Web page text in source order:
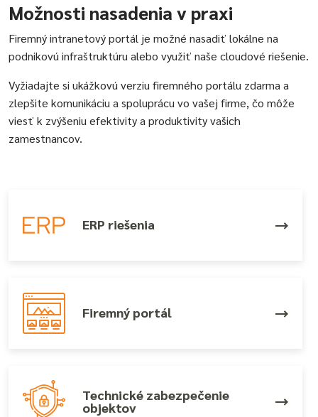
Možnosti nasadenia v praxi
Firemný intranetový portál je možné nasadiť lokálne na
podnikovú infraštruktúru alebo využiť naše cloudové riešenie.
Vyžiadajte si ukážkovú verziu firemného portálu zdarma a
zlepšite komunikáciu a spoluprácu vo vašej firme, čo môže
viesť k zvýšeniu efektivity a produktivity vašich
zamestnancov.
ERP riešenia
Firemný portál
Technické zabezpečenie
objektov